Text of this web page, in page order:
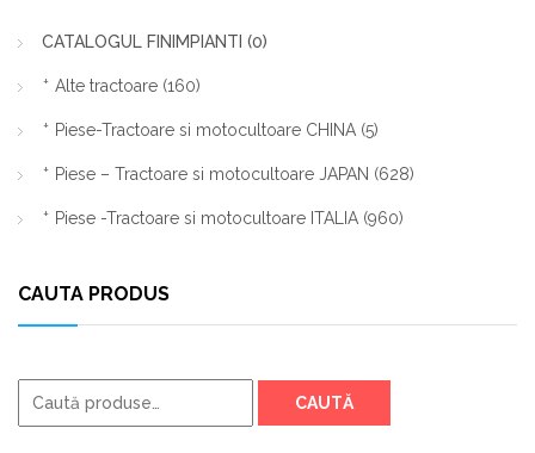
CATALOGUL FINIMPIANTI (0)
Alte tractoare (160)
Piese-Tractoare si motocultoare CHINA (5)
Piese – Tractoare si motocultoare JAPAN (628)
Piese -Tractoare si motocultoare ITALIA (960)
CAUTA PRODUS
Caută
după:
CAUTĂ